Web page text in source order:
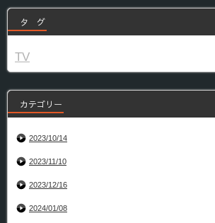
タ グ
TV
カテゴリー
2023/10/14
2023/11/10
2023/12/16
2024/01/08